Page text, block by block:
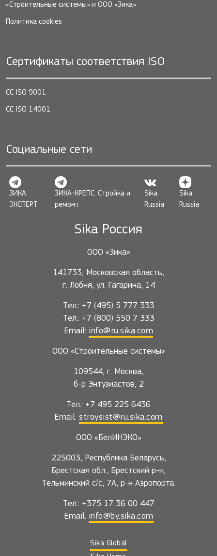
«Строительные системы» и ООО «Зика»
Политика cookies
Сертификаты соответствия ISO
СС ISO 9001
СС ISO 14001
Социальные сети
ЗИКА
ЭКСПЕРТ
ЗИКА-КРЕПС. Стройка и
ремонт
Sika
Russia
Sika
Russia
Sika Россия
ООО «Зика»
141733, Московская область,
г. Лобня, ул. Гагарина, 14
Тел.: +7 (495) 5 777 333
Тел.: +7 (800) 550 7 333
Email: info@ru.sika.com
ООО «Строительные системы»
109544, г. Москва,
б-р Энтузиастов, 2
Тел.: +7 495 225 6436
Email:stroysist@ru.sika.com
ООО «БелИНЭКО»
225003, Республика Беларусь,
Брестская обл., Брестский р-н,
Тельминский с/с, 7А, р-н Аэропорта.
Тел.: +375 17 36 00 447
Email: info@by.sika.com
Sika Global